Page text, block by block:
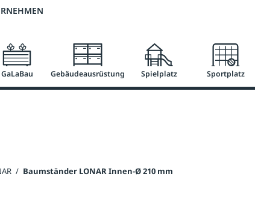
versandkostenfrei ab 50 €
GaLaBau Gebäudeausrüstung Spielplatz Sportplatz
/ Baumständer LONAR Innen-Ø 210 mm